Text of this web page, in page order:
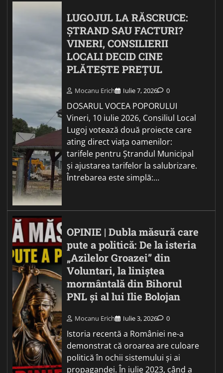
LUGOJUL LA RĂSCRUCE:
ȘTRAND SAU FACTURI?
VINERI, CONSILIERII
LOCALI DECID CINE
PLĂTEȘTE PREȚUL
Mocanu Erich Iulie 7, 2026 0
DOSARUL VOCEA POPORULUI
Vineri, 10 iulie 2026, Consiliul Local
Lugoj votează două proiecte care
ating direct viața oamenilor:
tarifele pentru Ștrandul Municipal
și ajustarea tarifelor la salubrizare.
Întrebarea este simplă:…
OPINIE | Dubla măsură care
pute a politică: De la isteria
„Azilelor Groazei” din
Voluntari, la liniștea
mormântală din Bihorul
PNL și al lui Ilie Bolojan
Mocanu Erich Iulie 3, 2026 0
Istoria recentă a României ne-a
demonstrat că oroarea are culoare
politică în ochii sistemului și ai
propagandei. În iulie 2023, când a